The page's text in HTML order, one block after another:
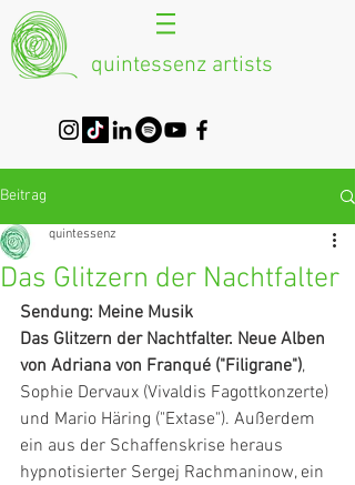
quintessenz artists
Beitrag
Das Glitzern der Nachtfalter
quintessenz
Sendung: Meine Musik
Das Glitzern der Nachtfalter. Neue Alben
von Adriana von Franqué ("Filigrane"),
Sophie Dervaux (Vivaldis Fagottkonzerte)
und Mario Häring ("Extase"). Außerdem
ein aus der Schaffenskrise heraus
hypnotisierter Sergej Rachmaninow, ein